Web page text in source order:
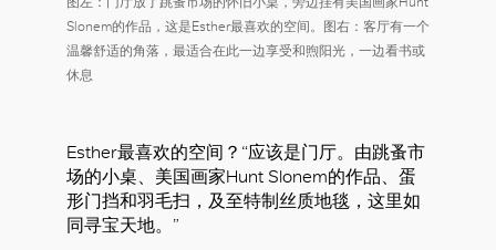
Slonem的作品，这是Esther最喜欢的空间。图右：客厅有一个
温馨舒适的角落，最适合在此一边享受和煦阳光，一边看书或
休息
Esther最喜欢的空间？“应该是门厅。由跳蚤市
场的小桌、美国画家Hunt Slonem的作品、蛋
形门挡和羽毛扫，及至特制丝质地毯，这里如
同寻宝天地。”